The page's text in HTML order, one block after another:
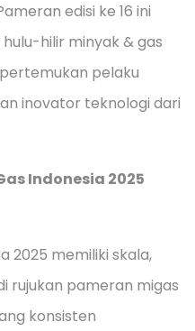
edisi ke 16 ini
hilir minyak & gas
pelaku
inovator teknologi dari
Indonesia 2025
2025 memiliki skala,
rujukan pameran migas
konsisten